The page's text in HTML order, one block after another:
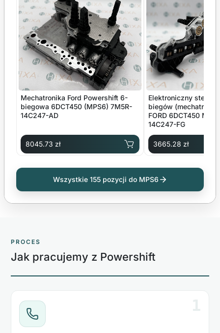
Mechatronika Ford Powershift 6-
biegowa 6DCT450 (MPS6) 7M5R-
14C247-AD
8045.73 zł
Elektroniczny
biegów
FORD 6DCT450
14C247-FG
3665.28 zł
Wszystkie 155 pozycji do MPS6
PROCES
Jak pracujemy z Powershift